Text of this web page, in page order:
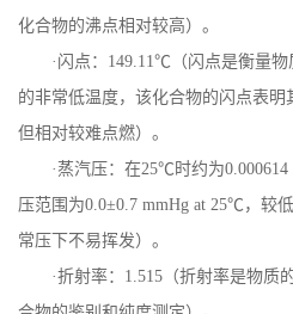
化合物的沸点相对较高）。
·闪点： 149.11℃（闪点是衡量物
的非常低温度，该化合物的闪点表明
但相对较难点燃）。
·蒸汽压：在25℃时约为
压范围为0.0±0.7 mmHg at 25℃，较低
常压下不易挥发）。
·折射率： 1.515 （折射率是物质